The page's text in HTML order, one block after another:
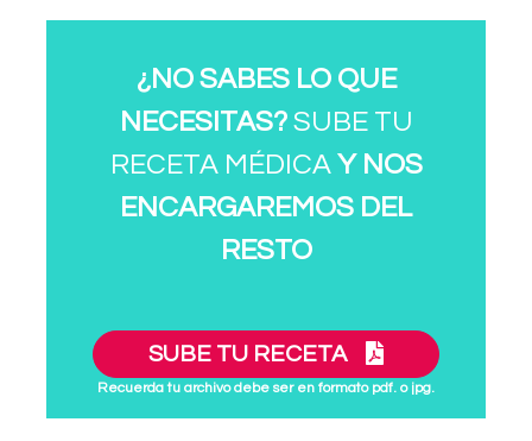
¿NO SABES LO QUE
NECESITAS?SUBE TU
RECETA MÉDICA Y NOS
ENCARGAREMOS DEL
RESTO
SUBE TU RECETA
Recuerda tu archivo debe ser en formato pdf. o jpg.